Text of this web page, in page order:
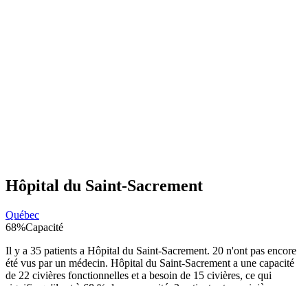
Hôpital du Saint-Sacrement
Québec
68%Capacité
Il y a 35 patients a Hôpital du Saint-Sacrement. 20 n'ont pas encore
été vus par un médecin. Hôpital du Saint-Sacrement a une capacité
de 22 civières fonctionnelles et a besoin de 15 civières, ce qui